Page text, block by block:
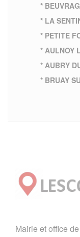
*
* LA
* PETITE
* AULNOY
* AUBRY
* BRUAY
Mairie et office